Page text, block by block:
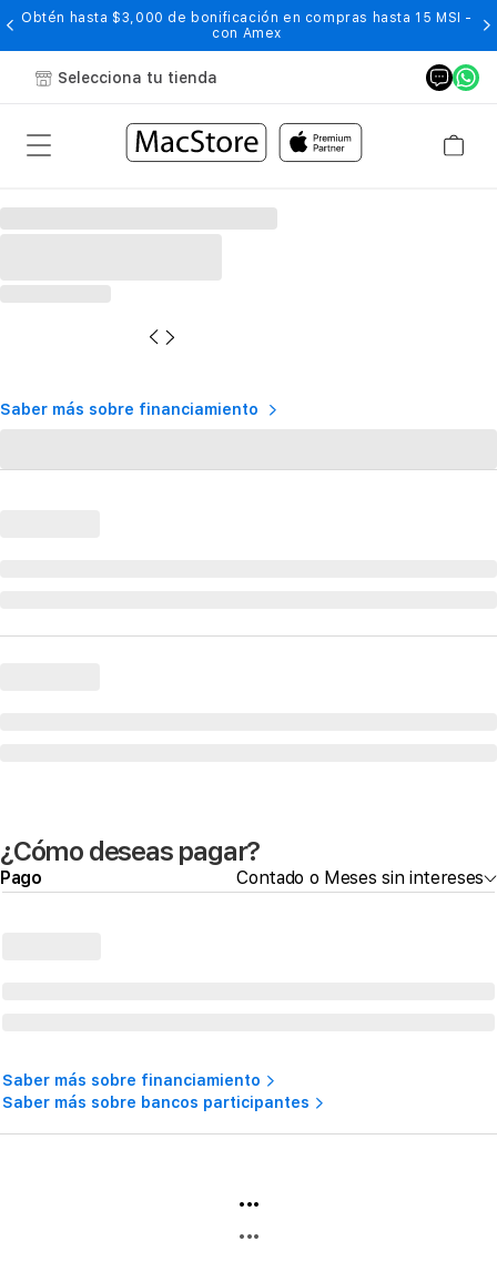
Obtén hasta $3,000 de bonificación en compras hasta 15 MSI -
con Amex
Selecciona tu tienda
Saber más sobre financiamiento
¿Cómo deseas pagar?
Pago Contado o Meses sin intereses
Saber más sobre financiamiento
Saber más sobre bancos participantes
...
...